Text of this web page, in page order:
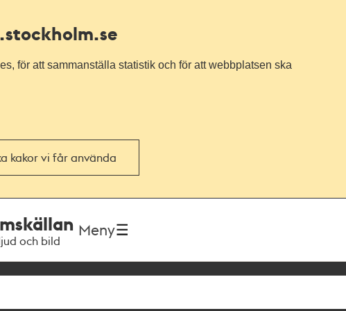
.stockholm.se
för att sammanställa statistik och för att webbplatsen ska
kakor vi får använda
och bild
Meny